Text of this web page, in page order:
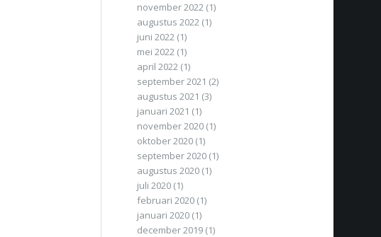
november 2022 (1)
augustus 2022 (1)
juni 2022 (1)
mei 2022 (1)
april 2022 (1)
september 2021 (2)
augustus 2021 (3)
januari 2021 (1)
november 2020 (1)
oktober 2020 (1)
september 2020 (1)
augustus 2020 (1)
juli 2020 (1)
februari 2020 (1)
januari 2020 (1)
december 2019 (1)